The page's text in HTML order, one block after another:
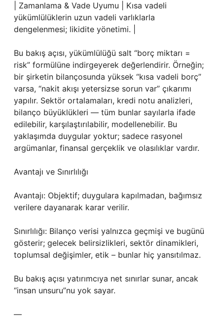
| Zamanlama & Vade Uyumu | Kısa vadeli
yükümlülüklerin uzun vadeli varlıklarla
dengelenmesi; likidite yönetimi. |
Bu bakış açısı, yükümlülüğü salt “borç miktarı =
risk” formülüne indirgeyerek değerlendirir. Örneğin;
bir şirketin bilançosunda yüksek “kısa vadeli borç”
varsa, “nakit akışı yetersizse sorun var” çıkarımı
yapılır. Sektör ortalamaları, kredi notu analizleri,
bilanço büyüklükleri — tüm bunlar sayılarla ifade
edilebilir, karşılaştırılabilir, modellenebilir. Bu
yaklaşımda duygular yoktur; sadece rasyonel
argümanlar, finansal gerçeklik ve olasılıklar vardır.
Avantajı ve Sınırlılığı
Avantajı: Objektif; duygulara kapılmadan, bağımsız
verilere dayanarak karar verilir.
Sınırlılığı: Bilanço verisi yalnızca geçmişi ve bugünü
gösterir; gelecek belirsizlikleri, sektör dinamikleri,
toplumsal değişimler, etik – bunlar hiç yansıtılmaz.
Bu bakış açısı yatırımcıya net sınırlar sunar, ancak
“insan unsuru”nu yok sayar.
—